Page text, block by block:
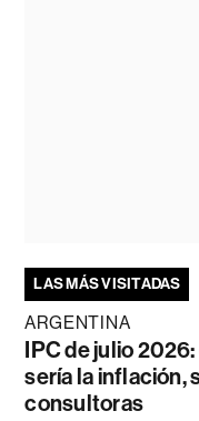
LAS MÁS VISITADAS
ARGENTINA
IPC de julio
sería la inflación,
consultoras